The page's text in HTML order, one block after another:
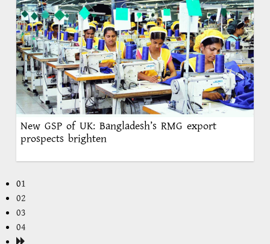
New GSP of UK: Bangladesh’s RMG export
prospects brighten
01
02
03
04